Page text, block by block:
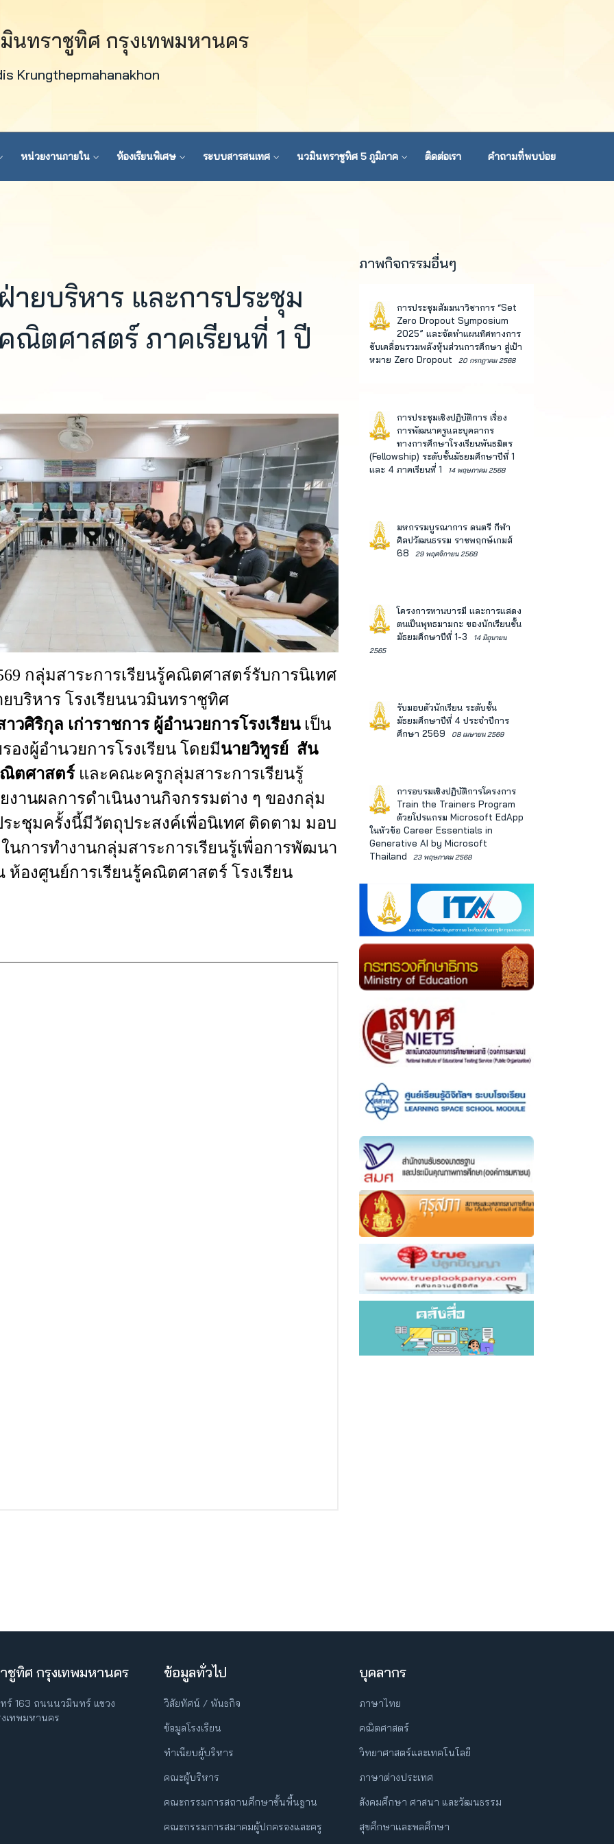
มินทราชูทิศ กรุงเทพมหานคร
Krungthepmahanakhon
หน่วยงานภายใน ห้องเรียนพิเศษ ระบบสารสนเทศ นวมินทราชูทิศ 5 ภูมิภาค ติดต่อเรา คำถามที่พบบ่อย
ยบริหาร และการประชุม
ณิตศาสตร์ ภาคเรียนที่ 1 ปี
กลุ่มสาระการเรียนรู้คณิตศาสตร์รับการนิเทศ
บริหาร โรงเรียนนวมินทราชูทิศ
าวศิริกุล เก่าราชการ ผู้อำนวยการโรงเรียน เป็น
องผู้อำนวยการโรงเรียน โดยมีนายวิทูรย์ สัน
ณิตศาสตร์ และคณะครูกลุ่มสาระการเรียนรู้
งานผลการดำเนินงานกิจกรรมต่าง ๆ ของกลุ่ม
ะชุมครั้งนี้มีวัตถุประสงค์เพื่อนิเทศ ติดตาม มอบ
ในการทำงานกลุ่มสาระการเรียนรู้เพื่อการพัฒนา
ห้องศูนย์การเรียนรู้คณิตศาสตร์ โรงเรียน
ภาพกิจกรรมอื่นๆ
การประชุมสัมมนาวิชาการ “Set
Zero Dropout Symposium
2025” และจัดทำแผนทิศทางการ
ขับเคลื่อนรวมพลังหุ้นส่วนการศึกษา สู่เป้า
หมาย Zero Dropout
20 กรกฎาคม 2568
การประชุมเชิงปฏิบัติการ เรื่อง
การพัฒนาครูและบุคลากร
ทางการศึกษาโรงเรียนพันธมิตร
(Fellowship) ระดับชั้นมัธยมศึกษาปีที่ 1
และ 4 ภาคเรียนที่ 1
14 พฤษภาคม 2568
มหกรรมบูรณาการ ดนตรี กีฬา
ศิลปวัฒนธรรม ราชพฤกษ์เกมส์
68
29 พฤศจิกายน 2568
โครงการทานบารมี และการแสดง
ตนเป็นพุทธมามกะ ของนักเรียนชั้น
มัธยมศึกษาปีที่ 1-3
14 มิถุนายน
2565
รับมอบตัวนักเรียน ระดับชั้น
มัธยมศึกษาปีที่ 4 ประจำปีการ
ศึกษา 2569
08 เมษายน 2569
การอบรมเชิงปฏิบัติการโครงการ
Train the Trainers Program
ด้วยโปรแกรม Microsoft EdApp
ในหัวข้อ Career Essentials in
Generative AI by Microsoft
Thailand
23 พฤษภาคม 2568
ชูทิศ กรุงเทพมหานคร
ทร์ 163 ถนนนวมินทร์ แขวง
เทพมหานคร
ข้อมูลทั่วไป
วิสัยทัศน์ / พันธกิจ
ข้อมูลโรงเรียน
ทำเนียบผู้บริหาร
คณะผู้บริหาร
คณะกรรมการสถานศึกษาขั้นพื้นฐาน
คณะกรรมการสมาคมผู้ปกครองและครู
บุคลากร
ภาษาไทย
คณิตศาสตร์
วิทยาศาสตร์และเทคโนโลยี
ภาษาต่างประเทศ
สังคมศึกษา ศาสนา และวัฒนธรรม
สุขศึกษาและพลศึกษา